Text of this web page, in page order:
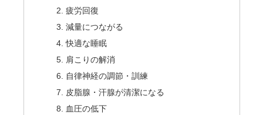
疲労回復
減量につながる
快適な睡眠
肩こりの解消
自律神経の調節・訓練
皮脂腺・汗腺が清潔になる
血圧の低下